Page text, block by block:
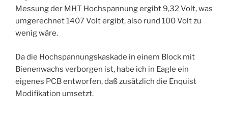
Messung der MHT Hochspannung ergibt 9,32 Volt, was
umgerechnet 1407 Volt ergibt, also rund 100 Volt zu
wenig wäre.
Da die Hochspannungskaskade in einem Block mit
Bienenwachs verborgen ist, habe ich in Eagle ein
eigenes PCB entworfen, daß zusätzlich die Enquist
Modifikation umsetzt.